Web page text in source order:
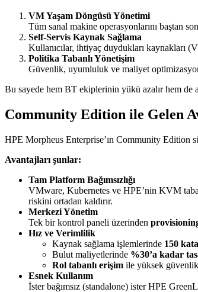
VM Yaşam Döngüsü Yönetimi
Tüm sanal makine operasyonlarını baştan
Self-Servis Kaynak Sağlama
Kullanıcılar, ihtiyaç duydukları kaynakları
Politika Tabanlı Yönetişim
Güvenlik, uyumluluk ve maliyet
Bu sayede hem BT ekiplerinin yükü azalır hem de
Community Edition ile Gelen
HPE Morpheus Enterprise’ın Community Edition
Avantajları şunlar:
Tam Platform Bağımsızlığı
VMware, Kubernetes ve HPE’nin KVM
riskini ortadan kaldırır.
Merkezi Yönetim
Tek bir kontrol paneli üzerinden
Hız ve Verimlilik
Kaynak sağlama işlemlerinde 150
Bulut maliyetlerinde %30’a kadar
Rol tabanlı erişim ile yüksek güvenlik
Esnek Kullanım
İster bağımsız (standalone) ister HPE